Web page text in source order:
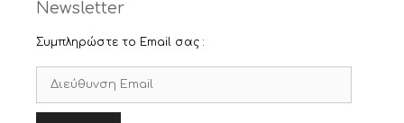
Newsletter
Συμπληρώστε το Email σας :